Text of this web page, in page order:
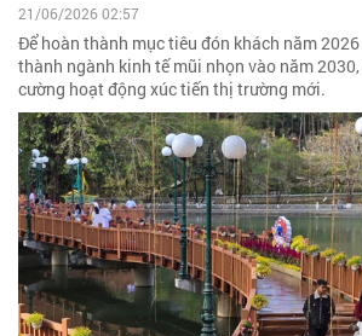
21/06/2026 02:57
Để hoàn thành mục tiêu đón khách năm
thành ngành kinh tế mũi nhọn vào năm
cường hoạt động xúc tiến thị trường mới.